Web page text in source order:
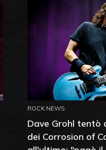
ROCK NEWS
Dave Grohl tentò
dei Corrosion of